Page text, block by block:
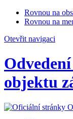
Rovnou na
Rovnou na
Otevřit navigaci
objektu